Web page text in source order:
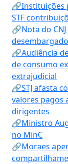
🔗Instituições
STF
🔗Nota do
🔗Audiência
de consumo
extrajudicial
🔗STJ afasta
valores pagos
dirigentes
🔗Ministro
no MinC
🔗Moraes